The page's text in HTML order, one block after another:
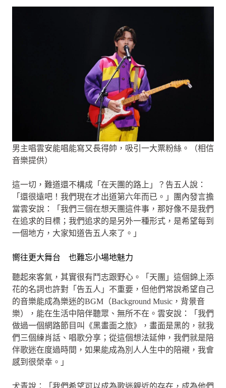
男主唱雲安能唱能寫又長得帥，吸引一大票粉絲。（相信
音樂提供）
這一切，難道還不構成「在天團的路上」？告五人說：
「還很遠吧！我們現在才出道第六年而已。」團內發言擔
當雲安說：「我們三個在想天團這件事，那好像不是我們
在追求的目標；我們追求的是另外一種形式，是希望每到
一個地方，大家知道告五人來了。」
嚮往更大舞台 也難忘小場地魅力
聽起來客氣，其實很有鬥志跟野心。「天團」這個錦上添
花的名詞也許對「告五人」不重要，但他們常說希望自己
的音樂能成為樂迷的BGM（Background Music，背景音
樂），能在生活中陪伴聽眾、無所不在。雲安說：「我們
做過一個網路節目叫《黑畫面之旅》，畫面是黑的，就我
們三個練肖話、唱歌分享；從這個想法延伸，我們就是陪
伴歌迷在度過時間，如果能成為別人人生中的陪襯，我會
感到很榮幸。」
犬青說：「我們希望可以成為歌迷親近的存在，成為他們